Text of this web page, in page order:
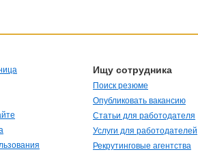
Ищу сотрудника
Поиск резюме
Опубликовать вакансию
Статьи для работодателя
Услуги для работодателей
Рекрутинговые агентства